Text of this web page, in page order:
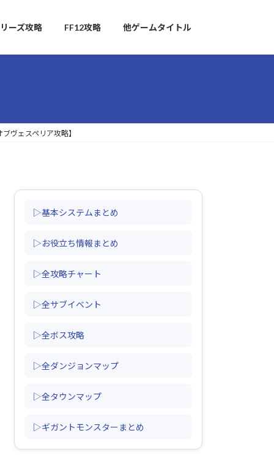
ーズ攻略 FF12攻略 他ゲームタイトル
ヴェスペリア攻略】
▷基本システムまとめ
▷お役立ち情報まとめ
▷全攻略チャート
▷全サブイベント
▷全ボス攻略
▷全ダンジョンマップ
▷全タウンマップ
▷ギガントモンスターまとめ